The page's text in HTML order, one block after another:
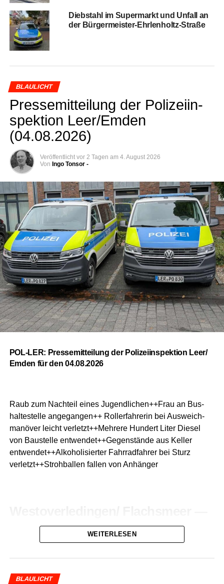
Dieb­stahl im Super­markt und Unfall an
der Bürgermeister-Ehrlenholtz-Straße
BLAULICHT
Pres­se­mit­tei­lung der Poli­zei­in­
spek­ti­on Leer/Emden
(04.08.2026)
Veröffentlicht vor 2 Tagen am 4. August 2026
Von Ingo Tonsor -
POL-LER: Pres­se­mit­tei­lung der Poli­zei­in­spek­ti­on Leer/
Emden für den 04.08.2026
Raub zum Nach­teil eines Jugendlichen++Frau an Bus­
hal­te­stel­le ange­gan­gen++ Rol­ler­fah­re­rin bei Aus­weich­
ma­nö­ver leicht verletzt++Mehrere Hun­dert Liter Die­sel
von Bau­stel­le entwendet++Gegenstände aus Kel­ler
entwendet++Alkoholisierter Fahr­rad­fah­rer bei Sturz
verletzt++Strohballen fal­len von Anhänger
Raub zum Nach­teil eines
Jugendlichen
den Plät­zen” zu einer Raub­tat. Der Tat­ort befand sich auf
WEITERLESEN
BLAULICHT